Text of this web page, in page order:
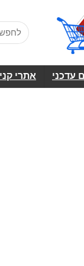
עדכני אתרי